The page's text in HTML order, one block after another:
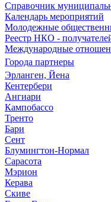
Справочник
Календарь мероприятий
Молодежные
Реестр НКО -
Международные
Города партнеры
Эрланген, Йена
Кентербери
Ангиари
Кампобассо
Тренто
Бари
Сент
Блумингтон-Нормал
Сарасота
Мэрион
Керава
Скиве